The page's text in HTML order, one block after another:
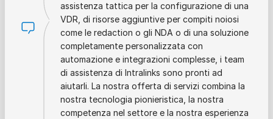
assistenza tattica per la configurazione di una
VDR, di risorse aggiuntive per compiti noiosi
come le redaction o gli NDA o di una soluzione
completamente personalizzata con
automazione e integrazioni complesse, i team
di assistenza di Intralinks sono pronti ad
aiutarli. La nostra offerta di servizi combina la
nostra tecnologia pionieristica, la nostra
competenza nel settore e la nostra esperienza